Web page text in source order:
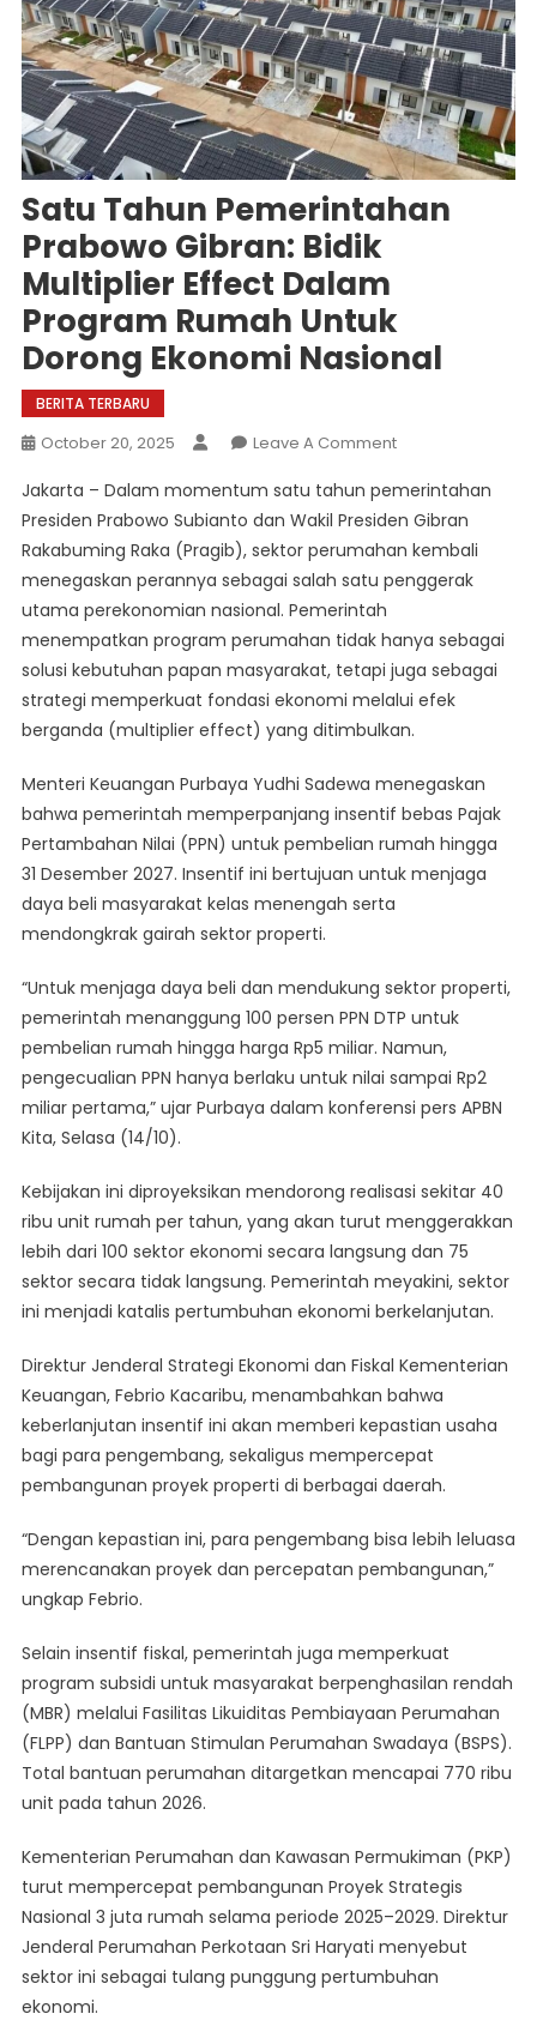
Satu Tahun Pemerintahan
Prabowo Gibran: Bidik
Multiplier Effect Dalam
Program Rumah Untuk
Dorong Ekonomi Nasional
BERITA TERBARU
October 20, 2025 Leave A CommentOn
Tahun
Pemerintahan
Prabowo
Gibran:
Multiplier
Effect
Dalam
Dorong
Nasional
Jakarta – Dalam momentum satu tahun pemerintahan
Presiden Prabowo Subianto dan Wakil Presiden Gibran
Rakabuming Raka (Pragib), sektor perumahan kembali
menegaskan perannya sebagai salah satu penggerak
utama perekonomian nasional. Pemerintah
menempatkan program perumahan tidak hanya sebagai
solusi kebutuhan papan masyarakat, tetapi juga sebagai
strategi memperkuat fondasi ekonomi melalui efek
berganda (multiplier effect) yang ditimbulkan.
Menteri Keuangan Purbaya Yudhi Sadewa menegaskan
bahwa pemerintah memperpanjang insentif bebas Pajak
Pertambahan Nilai (PPN) untuk pembelian rumah hingga
31 Desember 2027. Insentif ini bertujuan untuk menjaga
daya beli masyarakat kelas menengah serta
mendongkrak gairah sektor properti.
“Untuk menjaga daya beli dan mendukung sektor properti,
pemerintah menanggung 100 persen PPN DTP untuk
pembelian rumah hingga harga Rp5 miliar. Namun,
pengecualian PPN hanya berlaku untuk nilai sampai Rp2
miliar pertama,” ujar Purbaya dalam konferensi pers APBN
Kita, Selasa (14/10).
Kebijakan ini diproyeksikan mendorong realisasi sekitar 40
ribu unit rumah per tahun, yang akan turut menggerakkan
lebih dari 100 sektor ekonomi secara langsung dan 75
sektor secara tidak langsung. Pemerintah meyakini, sektor
ini menjadi katalis pertumbuhan ekonomi berkelanjutan.
Direktur Jenderal Strategi Ekonomi dan Fiskal Kementerian
Keuangan, Febrio Kacaribu, menambahkan bahwa
keberlanjutan insentif ini akan memberi kepastian usaha
bagi para pengembang, sekaligus mempercepat
pembangunan proyek properti di berbagai daerah.
“Dengan kepastian ini, para pengembang bisa lebih leluasa
merencanakan proyek dan percepatan pembangunan,”
ungkap Febrio.
Selain insentif fiskal, pemerintah juga memperkuat
program subsidi untuk masyarakat berpenghasilan rendah
(MBR) melalui Fasilitas Likuiditas Pembiayaan Perumahan
(FLPP) dan Bantuan Stimulan Perumahan Swadaya (BSPS).
Total bantuan perumahan ditargetkan mencapai 770 ribu
unit pada tahun 2026.
Kementerian Perumahan dan Kawasan Permukiman (PKP)
turut mempercepat pembangunan Proyek Strategis
Nasional 3 juta rumah selama periode 2025–2029. Direktur
Jenderal Perumahan Perkotaan Sri Haryati menyebut
sektor ini sebagai tulang punggung pertumbuhan
ekonomi.